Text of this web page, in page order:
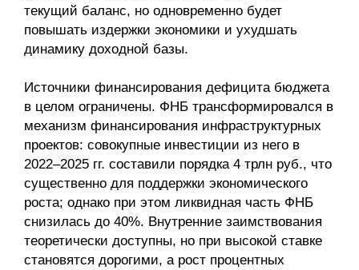
текущий баланс, но одновременно будет
повышать издержки экономики и ухудшать
динамику доходной базы.
Источники финансирования дефицита бюджета
в целом ограничены. ФНБ трансформировался в
механизм финансирования инфраструктурных
проектов: совокупные инвестиции из него в
2022–2025 гг. составили порядка 4 трлн руб., что
существенно для поддержки экономического
роста; однако при этом ликвидная часть ФНБ
снизилась до 40%. Внутренние заимствования
теоретически доступны, но при высокой ставке
становятся дорогими, а рост процентных